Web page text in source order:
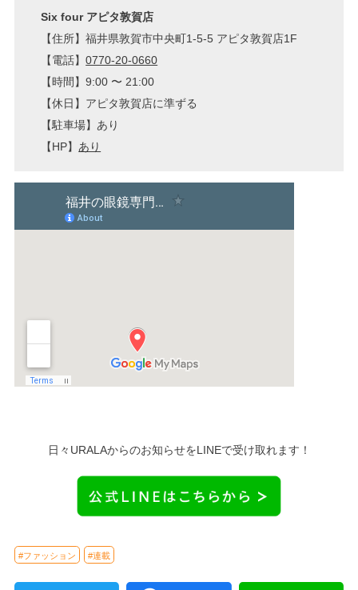
Six four アピタ敦賀店
【住所】福井県敦賀市中央町1-5-5 アピタ敦賀店1F
【電話】0770-20-0660
【時間】9:00 〜 21:00
【休日】アピタ敦賀店に準ずる
【駐車場】あり
【HP】 あり
日々URALAからのお知らせをLINEで受け取れます！
#ファッション #連載